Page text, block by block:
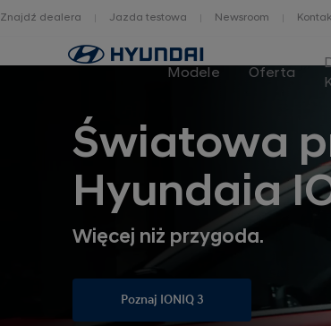
Znajdź dealera Jazda testowa Newsroom
Modele Oferta
Światowa
Hyundaia
Więcej niż przygoda.
Poznaj IONIQ 3